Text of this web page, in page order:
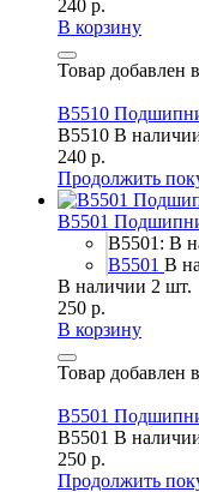
240 р.
В корзину
Товар добавлен
B5510
B5510 В
240 р.
Продолжить
B5501
B5501: В
B5501 В
В наличии 2 шт.
250 р.
В корзину
Товар добавлен
B5501
B5501 В
250 р.
Продолжить